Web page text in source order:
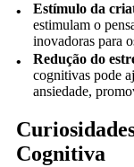
Estímulo da
estimulam o
inovadoras para
Redução do
cognitivas pode
ansiedade,
Cognitiva